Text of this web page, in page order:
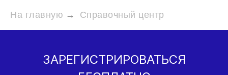
На главную → Справочный центр
ЗАРЕГИСТРИРОВАТЬСЯ